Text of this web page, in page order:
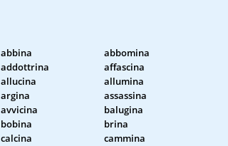
abbina
abbomina
addottrina
affascina
allucina
allumina
argina
assassina
avvicina
balugina
bobina
brina
calcina
cammina